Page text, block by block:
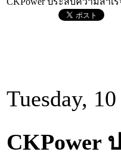
Tuesday,
CKPower